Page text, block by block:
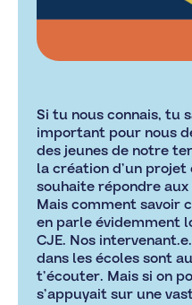
Si tu nous connais, tu
important pour nous
des jeunes de notre
la création d’un projet
souhaite répondre aux
Mais comment savoir
en parle évidemment
CJE. Nos
dans les écoles sont
t’écouter. Mais si on
s’appuyait sur une